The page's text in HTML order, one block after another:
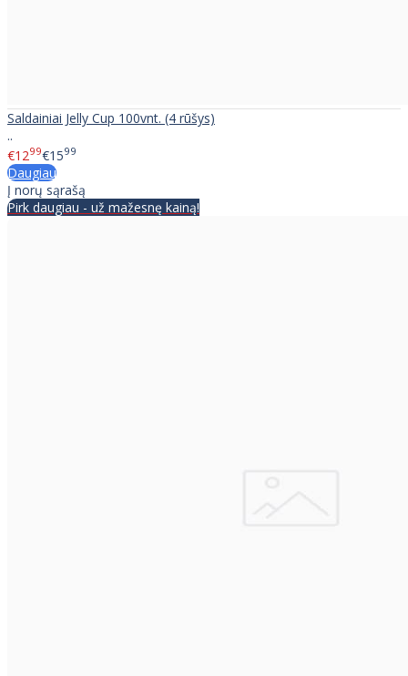
Saldainiai Jelly Cup 100vnt. (4 rūšys)
..
€1299€1599
Daugiau
Į norų sąrašą
Pirk daugiau - už mažesnę kainą!